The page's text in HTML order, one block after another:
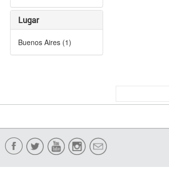
Lugar
Buenos Aires (1)